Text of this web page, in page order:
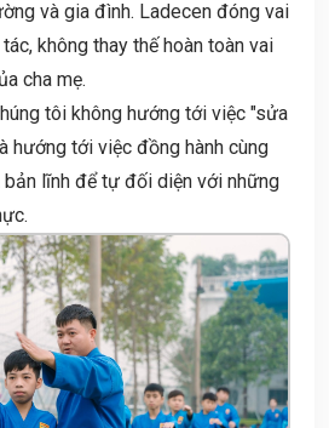
và gia đình. Ladecen đóng vai
không thay thế hoàn toàn vai
cha mẹ.
tôi không hướng tới việc "sửa
hướng tới việc đồng hành cùng
lĩnh để tự đối diện với những